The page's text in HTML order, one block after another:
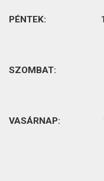
PÉNTEK:
SZOMBAT:
VASÁRNAP: